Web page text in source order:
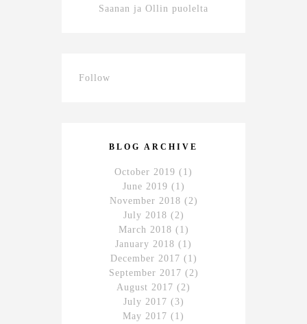
Saanan ja Ollin puolelta
Follow
BLOG ARCHIVE
October 2019 (1)
June 2019 (1)
November 2018 (2)
July 2018 (2)
March 2018 (1)
January 2018 (1)
December 2017 (1)
September 2017 (2)
August 2017 (2)
July 2017 (3)
May 2017 (1)